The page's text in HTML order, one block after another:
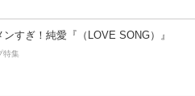
すぎ！純愛『（LOVE SONG）』
特集